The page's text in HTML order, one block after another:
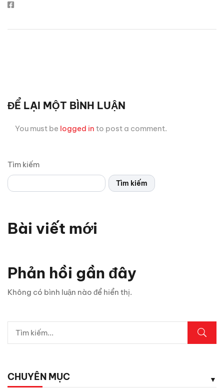
Tìm kiếm
Tìm kiếm
Bài viết mới
Chỉ 1 sợi cáp, Android Box Santek ST830 lột xác hoàn
toàn màn hình zin ô tô!
5 vị trí trên ô tô cần kiểm tra ngay sau mưa lớn
Top dụng cụ cứu hộ mọi tài xế cần có phòng khi hết ắc
Phản hồi gần đây
Không có bình luận nào để hiển thị.
CHUYÊN MỤC
ĐỂ LẠI MỘT BÌNH LUẬN
You must be logged in to post a comment.